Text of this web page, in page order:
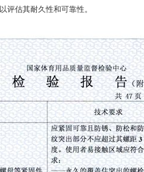
评估其耐久性和可靠性。